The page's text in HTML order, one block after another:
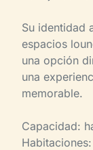
Su identidad
espacios
una opción
una
memorable.
Capacidad: